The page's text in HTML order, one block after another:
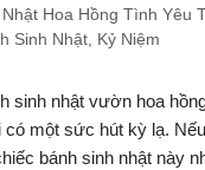
Hoa Hồng Tình Yêu
Sinh Nhật, Kỷ Niệm
sinh nhật vườn hoa
có một sức hút kỳ lạ.
bánh sinh nhật này